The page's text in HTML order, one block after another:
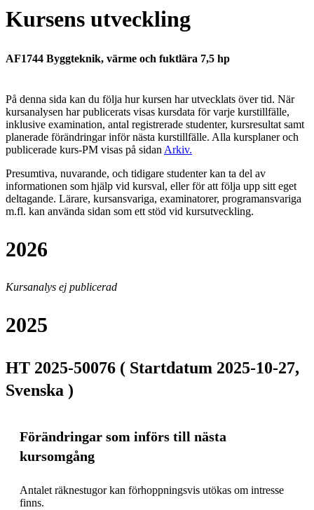
Kursens utveckling
AF1744 Byggteknik, värme och fuktlära 7,5 hp
På denna sida kan du följa hur kursen har utvecklats över tid. När
kursanalysen har publicerats visas kursdata för varje kurstillfälle,
inklusive examination, antal registrerade studenter, kursresultat samt
planerade förändringar inför nästa kurstillfälle. Alla kursplaner och
publicerade kurs-PM visas på sidan Arkiv.
Presumtiva, nuvarande, och tidigare studenter kan ta del av
informationen som hjälp vid kursval, eller för att följa upp sitt eget
deltagande. Lärare, kursansvariga, examinatorer, programansvariga
m.fl. kan använda sidan som ett stöd vid kursutveckling.
2026
Kursanalys ej publicerad
2025
HT 2025-50076 ( Startdatum 2025-10-27,
Svenska )
Förändringar som införs till nästa
kursomgång
Antalet räknestugor kan förhoppningsvis utökas om intresse
finns.